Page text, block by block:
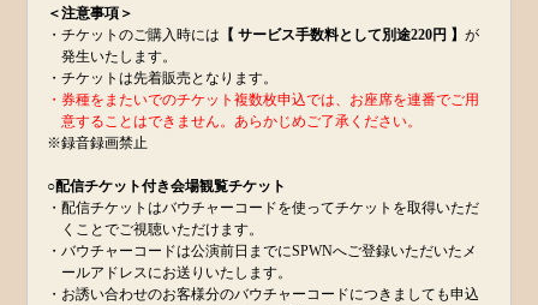
＜注意事項＞
・チケットのご購入時には
【 サービス手数料として別途220円 】が
発生いたします。
・チケットは先着販売となります。
・券種をまたいでのチケット複数枚申込では、お座席を連番でご用
意することはできません。あらかじめご了承ください。
※録音録画禁止
○配信チケット付き会場観覧チケット
・配信チケットはバウチャーコードを使ってチケットを取得いただ
くことでご視聴いただけます。
・バウチャーコードは公演前日までにSPWNへご登録いただいたメ
ールアドレスにお送りいたします。
・お誘い合わせのお客様分のバウチャーコードにつきましても申込